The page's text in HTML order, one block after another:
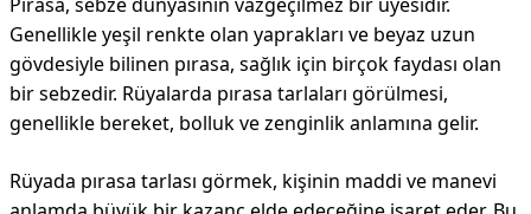
Genellikle yeşil renkte olan yaprakları ve beyaz uzun
gövdesiyle bilinen pırasa, sağlık için birçok faydası olan
bir sebzedir. Rüyalarda pırasa tarlaları görülmesi,
genellikle bereket, bolluk ve zenginlik anlamına gelir.
Rüyada pırasa tarlası görmek, kişinin maddi ve manevi